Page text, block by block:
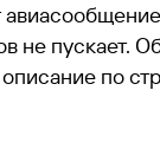
не пускает.
по